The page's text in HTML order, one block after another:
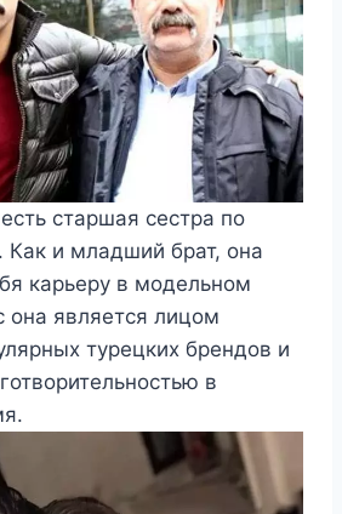
старшая сестра по
и младший брат, она
карьеру в модельном
она является лицом
турецких брендов и
в